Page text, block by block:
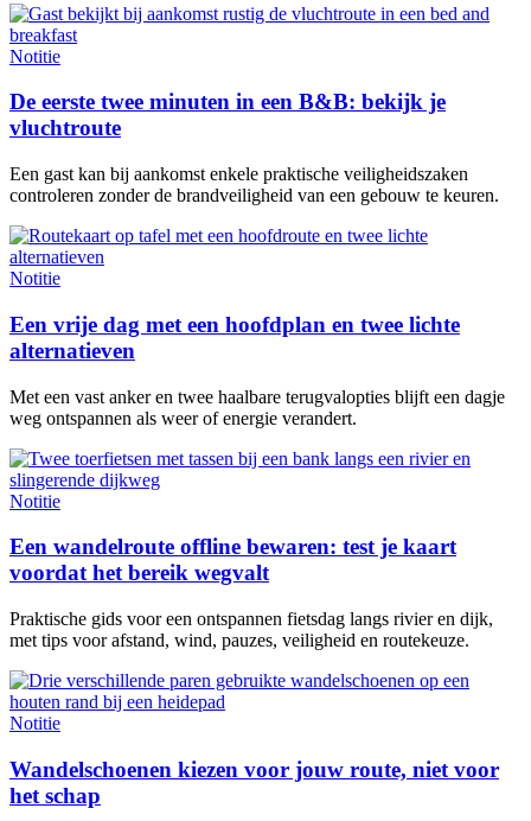
Notitie
De eerste twee minuten in een B&B: bekijk je
vluchtroute
Een gast kan bij aankomst enkele praktische veiligheidszaken
controleren zonder de brandveiligheid van een gebouw te keuren.
Notitie
Een vrije dag met een hoofdplan en twee lichte
alternatieven
Met een vast anker en twee haalbare terugvalopties blijft een dagje
weg ontspannen als weer of energie verandert.
Notitie
Een wandelroute offline bewaren: test je kaart
voordat het bereik wegvalt
Praktische gids voor een ontspannen fietsdag langs rivier en dijk,
met tips voor afstand, wind, pauzes, veiligheid en routekeuze.
Notitie
Wandelschoenen kiezen voor jouw route, niet voor
het schap